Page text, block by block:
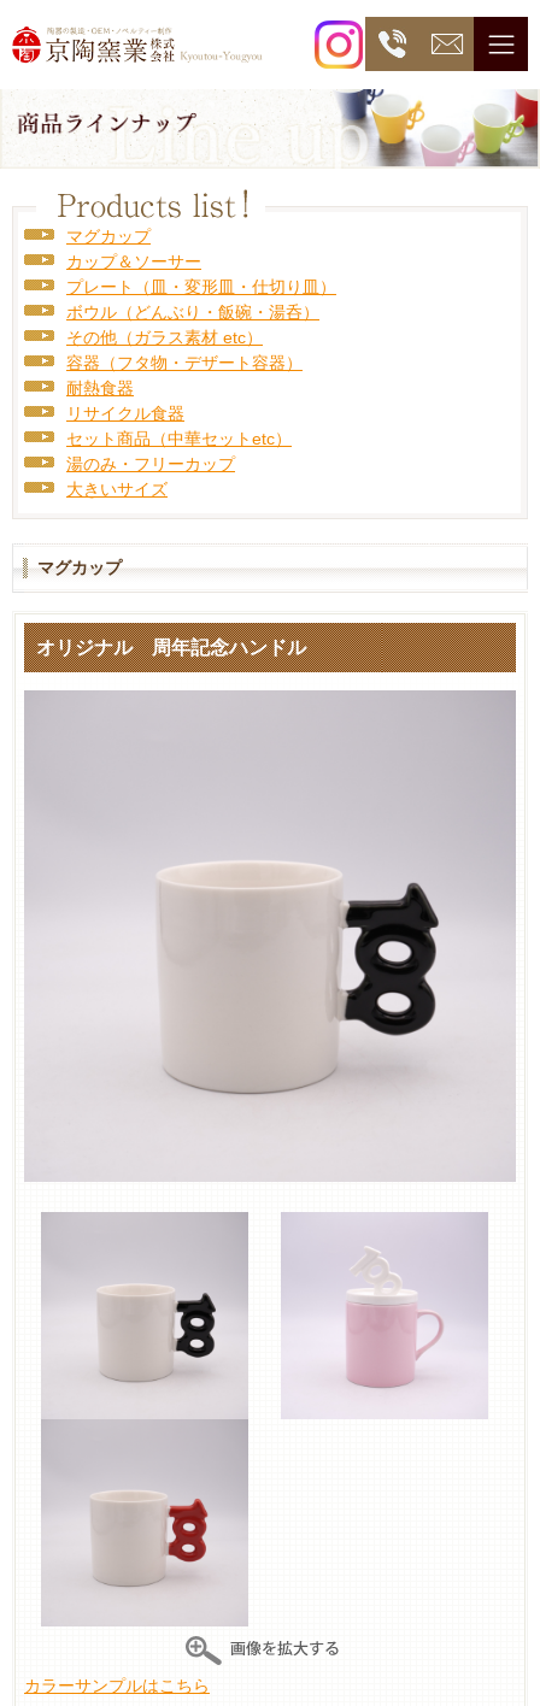
マグカップ
カップ＆ソーサー
プレート（皿・変形皿・仕切り皿）
ボウル（どんぶり・飯碗・湯呑）
その他（ガラス素材 etc）
容器（フタ物・デザート容器）
耐熱食器
リサイクル食器
セット商品（中華セットetc）
湯のみ・フリーカップ
大きいサイズ
マグカップ
オリジナル 周年記念ハンドル
カラーサンプルはこちら